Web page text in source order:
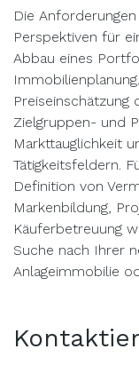
Die
Perspektiven für
Abbau eines
Zielgruppen- und
Markttauglichkeit
Tätigkeitsfeldern.
Definition von
Markenbildung,
Käuferbetreuung
Suche nach Ihrer
Anlageimmobilie